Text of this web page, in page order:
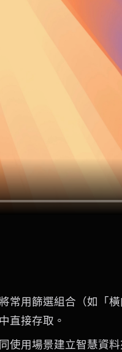
常用篩選組合（如「
直接存取。
使用場景建立智慧資